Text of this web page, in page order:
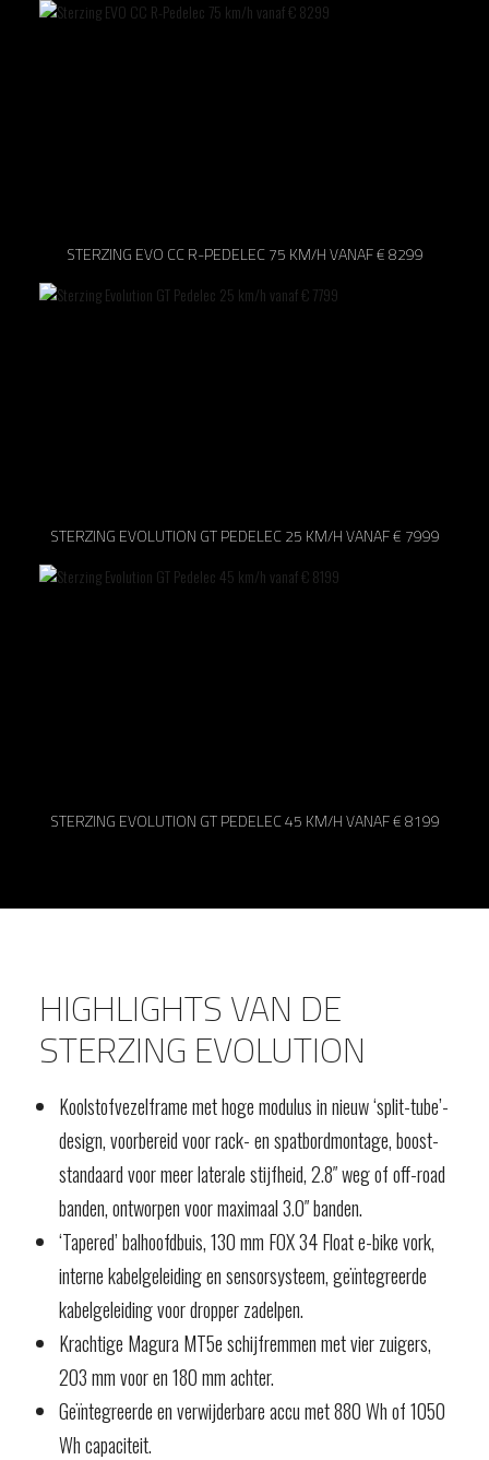
STERZING EVO CC R-PEDELEC 75 KM/H VANAF € 8299
STERZING EVOLUTION GT PEDELEC 25 KM/H VANAF € 7999
STERZING EVOLUTION GT PEDELEC 45 KM/H VANAF € 8199
HIGHLIGHTS VAN DE
STERZING EVOLUTION
Koolstofvezelframe met hoge modulusin nieuw ‘split-tube’-
design, voorbereidvoor rack- en spatbordmontage,boost-
standaard voor meer lateralestijfheid, 2.8″ weg of off-road
banden, ontworpen voor maximaal3.0″ banden.
‘Tapered’ balhoofdbuis, 130 mm FOX 34 Float e-bike vork,
interne kabelgeleiding ensensorsysteem, geïntegreerde
kabelgeleiding voordropper zadelpen.
Krachtige Magura MT5e schijfremmen met vier zuigers,
203 mm voor en 180 mm achter.
Geïntegreerde enverwijderbare accumet 880 Whof 1050
Whcapaciteit.